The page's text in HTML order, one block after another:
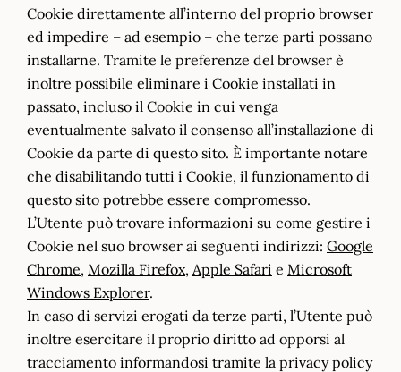
Cookie direttamente all’interno del proprio browser
ed impedire – ad esempio – che terze parti possano
installarne. Tramite le preferenze del browser è
inoltre possibile eliminare i Cookie installati in
passato, incluso il Cookie in cui venga
eventualmente salvato il consenso all’installazione di
Cookie da parte di questo sito. È importante notare
che disabilitando tutti i Cookie, il funzionamento di
questo sito potrebbe essere compromesso.
L’Utente può trovare informazioni su come gestire i
Cookie nel suo browser ai seguenti indirizzi: Google
Chrome, Mozilla Firefox, Apple Safari e Microsoft
Windows Explorer.
In caso di servizi erogati da terze parti, l’Utente può
inoltre esercitare il proprio diritto ad opporsi al
tracciamento informandosi tramite la privacy policy